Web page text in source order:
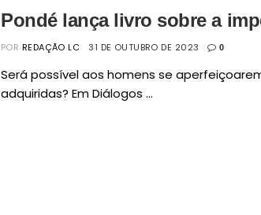
Pondé lança livro sobre a
POR REDAÇÃO LC 31 DE OUTUBRO DE 2023 0
Será possível aos homens se
adquiridas? Em Diálogos ...